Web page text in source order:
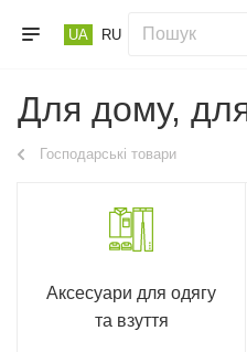
UA RU
Для дому,
Господарські товари
Аксесуари для одягу
та взуття